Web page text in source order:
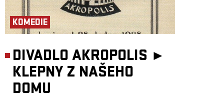
KOMEDIE
DIVADLO AKROPOLIS ►
KLEPNY Z NAŠEHO
DOMU